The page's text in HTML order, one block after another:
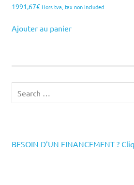
1991,67€ Hors tva, tax non included
Ajouter au panier
for:
BESOIN D’UN FINANCEMENT ?